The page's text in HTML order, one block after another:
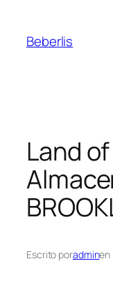
Beberlis
Land
Escrito poradminen